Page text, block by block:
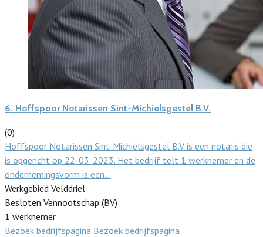
6. Hoffspoor Notarissen Sint-Michielsgestel B.V.
(0)
Hoffspoor Notarissen Sint-Michielsgestel B.V. is een notaris die
is opgericht op 22-03-2023. Het bedrijf telt 1 werknemer en de
ondernemingsvorm is een…
Werkgebied Velddriel
Besloten Vennootschap (BV)
1 werknemer
Bezoek bedrijfspagina Bezoek bedrijfspagina